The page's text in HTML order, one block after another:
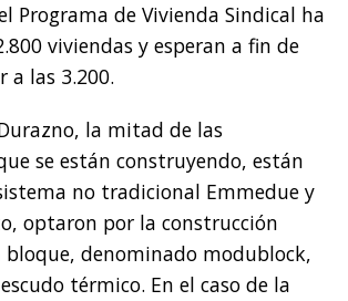
Programa de Vivienda Sindical ha
viviendas y esperan a fin de
a las 3.200.
la mitad de las
se están construyendo, están
no tradicional Emmedue y
optaron por la construcción
denominado modublock,
térmico. En el caso de la